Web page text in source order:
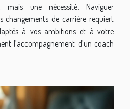
une nécessité. Naviguer
changements de carrière requiert
à vos ambitions et à votre
l’accompagnement d’un coach